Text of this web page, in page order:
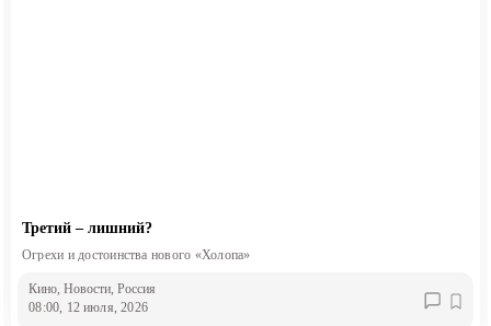
Третий – лишний?
Огрехи и достоинства нового «Холопа»
Кино, Новости, Россия
08:00, 12 июля, 2026